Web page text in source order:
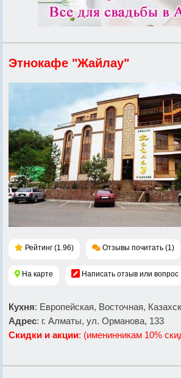
Этнокафе "Жайлау"
Рейтинг (1.96) Отзывы почитать (1)
На карте Написать отзыв или вопрос
Кухня: Европейская, Восточная,
Адрес: г. Алматы, ул. Орманова, 133
Скидки и акции: (именинникам 10%